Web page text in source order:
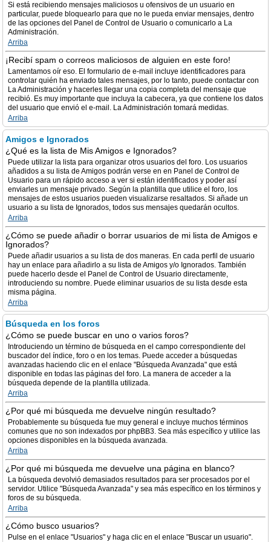
Si está recibiendo mensajes maliciosos u ofensivos de un usuario en
particular, puede bloquearlo para que no le pueda enviar mensajes, dentro
de las opciones del Panel de Control de Usuario o comunicarlo a La
Administración.
Arriba
¡Recibí spam o correos maliciosos de alguien en este foro!
Lamentamos oír eso. El formulario de e-mail incluye identificadores para
controlar quién ha enviado tales mensajes, por lo tanto, puede contactar con
La Administración y hacerles llegar una copia completa del mensaje que
recibió. Es muy importante que incluya la cabecera, ya que contiene los datos
del usuario que envió el e-mail. La Administración tomará medidas.
Arriba
Amigos e Ignorados
¿Qué es la lista de Mis Amigos e Ignorados?
Puede utilizar la lista para organizar otros usuarios del foro. Los usuarios
añadidos a su lista de Amigos podrán verse en en Panel de Control de
Usuario para un rápido acceso a ver si están identificados y poder así
enviarles un mensaje privado. Según la plantilla que utilice el foro, los
mensajes de estos usuarios pueden visualizarse resaltados. Si añade un
usuario a su lista de Ignorados, todos sus mensajes quedarán ocultos.
Arriba
¿Cómo se puede añadir o borrar usuarios de mi lista de Amigos e
Ignorados?
Puede añadir usuarios a su lista de dos maneras. En cada perfil de usuario
hay un enlace para añadirlo a su lista de Amigos y/o Ignorados. También
puede hacerlo desde el Panel de Control de Usuario directamente,
introduciendo su nombre. Puede eliminar usuarios de su lista desde esta
misma página.
Arriba
Búsqueda en los foros
¿Cómo se puede buscar en uno o varios foros?
Introduciendo un término de búsqueda en el campo correspondiente del
buscador del índice, foro o en los temas. Puede acceder a búsquedas
avanzadas haciendo clic en el enlace "Búsqueda Avanzada" que está
disponible en todas las páginas del foro. La manera de acceder a la
búsqueda depende de la plantilla utilizada.
Arriba
¿Por qué mi búsqueda me devuelve ningún resultado?
Probablemente su búsqueda fue muy general e incluye muchos términos
comunes que no son indexados por phpBB3. Sea más específico y utilice las
opciones disponibles en la búsqueda avanzada.
Arriba
¿Por qué mi búsqueda me devuelve una página en blanco?
La búsqueda devolvió demasiados resultados para ser procesados por el
servidor. Utilice "Búsqueda Avanzada" y sea más específico en los términos y
foros de su búsqueda.
Arriba
¿Cómo busco usuarios?
Pulse en el enlace "Usuarios" y haga clic en el enlace "Buscar un usuario".